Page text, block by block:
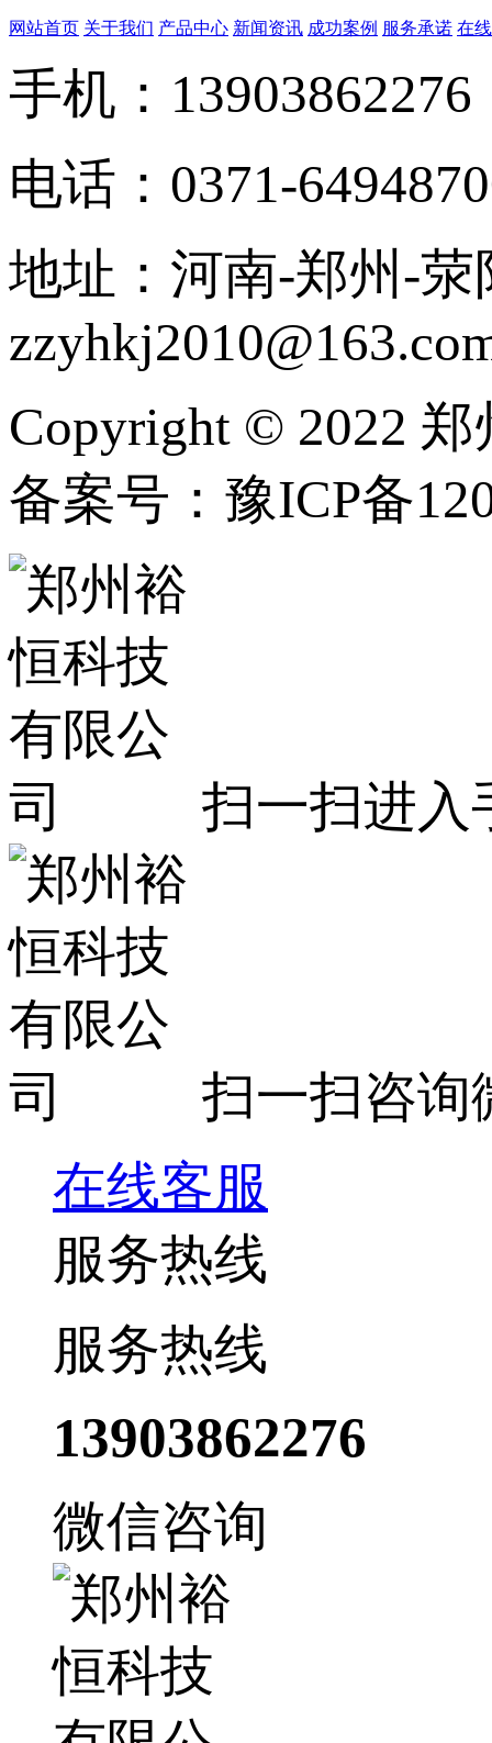
网站首页 关于我们 产品中心 新闻资讯 成功案例 服务承诺 在
手机：13903862276
电话：0371-
地址：河南-郑州-
Copyright © 2022
备案号：豫ICP备
扫一扫进入
扫一扫咨询
在线客服
服务热线
服务热线
13903862276
微信咨询